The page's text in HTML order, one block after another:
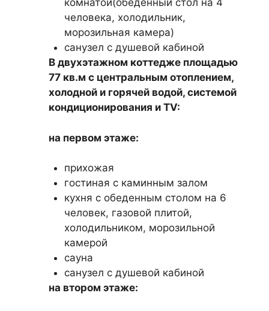
комнатой(обеденный стол на 4
человека, холодильник,
морозильная камера)
санузел с душевой кабиной
В двухэтажном коттедже площадью
77 кв.м с центральным отоплением,
холодной и горячей водой, системой
кондиционирования и TV:
на первом этаже:
прихожая
гостиная с каминным залом
кухня с обеденным столом на 6
человек, газовой плитой,
холодильником, морозильной
камерой
сауна
санузел с душевой кабиной
на втором этаже: